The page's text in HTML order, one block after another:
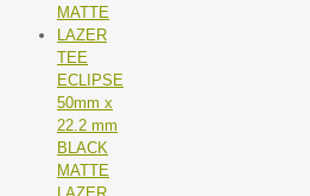
TEE
ECLIPSE
50mm x
22.2 mm
BLACK
MATTE